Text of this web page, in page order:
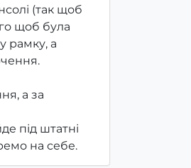
(так щоб
щоб була
рамку, а
а за
під штатні
на себе.